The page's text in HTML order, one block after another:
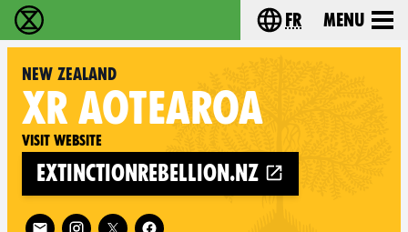
Extinction Rebellion - Home Choisissez votre
fr Menu
New Zealand
XR AOTEAROA
Visit website
extinctionrebellion.nz
Follow XR New Zealand on